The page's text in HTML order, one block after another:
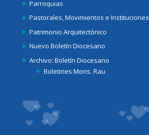
Parroquias
Pastorales, Movimientos e Instituciones
Patrimonio Arquitectónico
Nuevo Boletín Diocesano
Archivo: Boletín Diocesano
Boletines Mons. Rau